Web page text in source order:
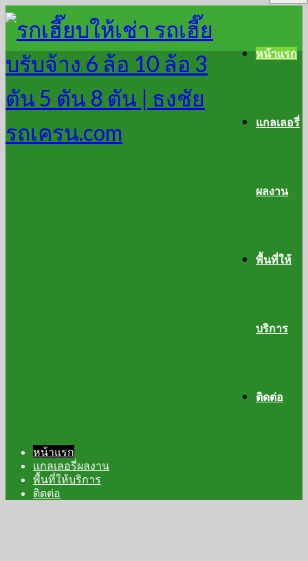
หน้าแรก
แกลเลอรี่
ผลงาน
พื้นที่ให้
บริการ
ติดต่อ
หน้าแรก
แกลเลอรี่ผลงาน
พื้นที่ให้บริการ
ติดต่อ